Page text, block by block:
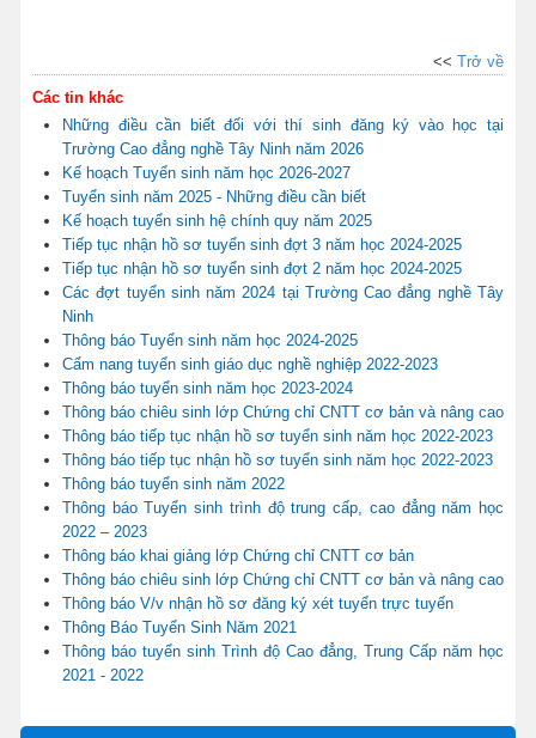
<< Trở về
Các tin khác
Những điều cần biết đối với thí sinh đăng ký vào học tại
Trường Cao đẳng nghề Tây Ninh năm 2026
Kế hoạch Tuyển sinh năm học 2026-2027
Tuyển sinh năm 2025 - Những điều cần biết
Kế hoạch tuyển sinh hệ chính quy năm 2025
Tiếp tục nhận hồ sơ tuyển sinh đợt 3 năm học 2024-2025
Tiếp tục nhận hồ sơ tuyển sinh đợt 2 năm học 2024-2025
Các đợt tuyển sinh năm 2024 tại Trường Cao đẳng nghề Tây
Ninh
Thông báo Tuyển sinh năm học 2024-2025
Cẩm nang tuyển sinh giáo dục nghề nghiệp 2022-2023
Thông báo tuyển sinh năm học 2023-2024
Thông báo chiêu sinh lớp Chứng chỉ CNTT cơ bản và nâng cao
Thông báo tiếp tục nhận hồ sơ tuyển sinh năm học 2022-2023
Thông báo tiếp tục nhận hồ sơ tuyển sinh năm học 2022-2023
Thông báo tuyển sinh năm 2022
Thông báo Tuyển sinh trình độ trung cấp, cao đẳng năm học
2022 – 2023
Thông báo khai giảng lớp Chứng chỉ CNTT cơ bản
Thông báo chiêu sinh lớp Chứng chỉ CNTT cơ bản và nâng cao
Thông báo V/v nhận hồ sơ đăng ký xét tuyển trực tuyến
Thông Báo Tuyển Sinh Năm 2021
Thông báo tuyển sinh Trình độ Cao đẳng, Trung Cấp năm học
2021 - 2022